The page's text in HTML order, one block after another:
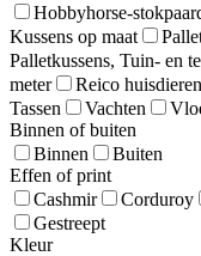
Hobbyhorse-
Kussens op maat
Palletkussens, Tuin- en
meter
Reico huisdieren
Tassen
Vachten
Binnen of buiten
Binnen
Buiten
Effen of print
Cashmir
Corduroy
Gestreept
Kleur